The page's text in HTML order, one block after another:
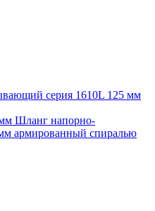
Шланг напорно-
армированный спиралью